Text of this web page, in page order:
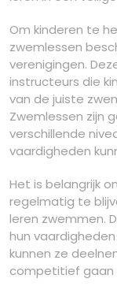
Om kinderen te
zwemlessen
verenigingen.
instructeurs die
van de juiste
Zwemlessen zijn
verschillende
vaardigheden
Het is belangrijk
regelmatig te
leren zwemmen.
hun
kunnen ze
competitief gaan